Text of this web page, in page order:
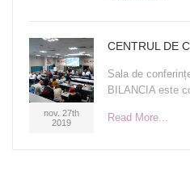
nov. 27th
2019
CENTRUL DE
Sala de
BILANCIA este
Read More...